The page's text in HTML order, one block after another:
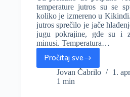
temperature jutros su se
koliko je izmereno u
jutros sprečilo je jače
jugu pokrajine, gde su i
minusi. Temperatura…
Pročitaj sve
Mraz
„obrao“
voće,
Jovan Čabrilo
1.
1 min